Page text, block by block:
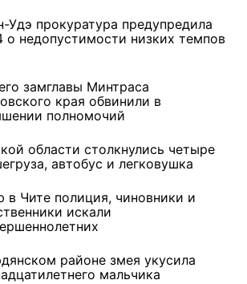
Удэ прокуратура предупредила
о недопустимости низких темпов
замглавы Минтраса
края обвинили в
полномочий
области столкнулись четыре
автобус и легковушка
в Чите полиция, чиновники и
искали
районе змея укусила
мальчика